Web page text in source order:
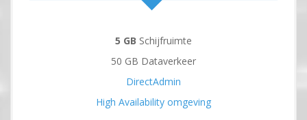
5 GB Schijfruimte
50 GB Dataverkeer
DirectAdmin
High Availability omgeving